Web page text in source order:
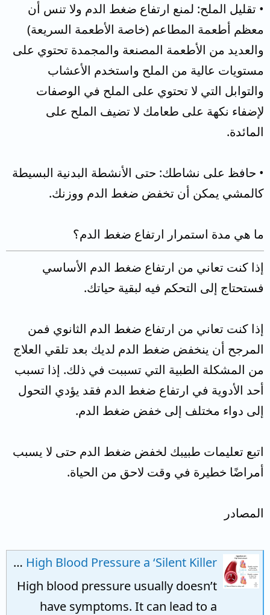
• تقليل الملح: لمنع ارتفاع ضغط الدم ولا تنس أن
معظم أطعمة المطاعم (خاصة الأطعمة السريعة)
والعديد من الأطعمة المصنعة والمجمدة تحتوي على
مستويات عالية من الملح واستخدم الأعشاب
والتوابل التي لا تحتوي على الملح في الوصفات
لإضفاء نكهة على طعامك لا تضيف الملح على
المائدة.
• حافظ على نشاطك: حتى الأنشطة البدنية البسيطة
كالمشي يمكن أن تخفض ضغط الدم ووزنك.
ما هي مدة استمرار ارتفاع ضغط الدم؟
إذا كنت تعاني من ارتفاع ضغط الدم الأساسي
فستحتاج إلى التحكم فيه لبقية حياتك.
إذا كنت تعاني من ارتفاع ضغط الدم الثانوي فمن
المرجح أن ينخفض ضغط الدم لديك بعد تلقي العلاج
من المشكلة الطبية التي تسببت في ذلك. إذا تسبب
أحد الأدوية في ارتفاع ضغط الدم فقد يؤدي التحول
إلى دواء مختلف إلى خفض ضغط الدم.
اتبع تعليمات طبيبك لخفض ضغط الدم حتى لا يسبب
أمراضًا خطيرة في وقت لاحق من الحياة.
المصادر
Why Is High Blood Pressure a ‘Silent Killer’?
High blood pressure usually doesn’t
have symptoms. It can lead to a